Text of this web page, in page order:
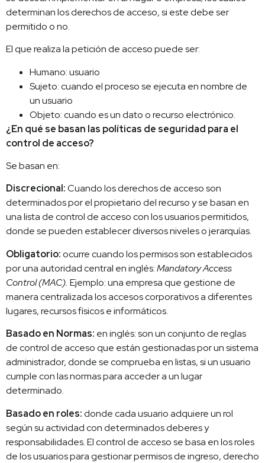
determinan los derechos de acceso, si este debe ser
permitido o no.
El que realiza la petición de acceso puede ser:
Humano: usuario
Sujeto: cuando el proceso se ejecuta en nombre de
un usuario
Objeto: cuando es un dato o recurso electrónico.
¿En qué se basan las políticas de seguridad para el
control de acceso?
Se basan en:
Discrecional:Cuando los derechos de acceso son
determinados por el propietario del recurso y se basan en
una lista de control de acceso con los usuarios permitidos,
donde se pueden establecer diversos niveles o jerarquías.
Obligatorio:ocurre cuando los permisos son establecidos
por una autoridad central en inglés:Mandatory Access
Control (MAC). Ejemplo: una empresa que gestione de
manera centralizada los accesos corporativos a diferentes
lugares, recursos físicos e informáticos.
Basado en Normas: en inglés: son un conjunto de reglas
de control de acceso que están gestionadas por un sistema
administrador, donde se comprueba en listas, si un usuario
cumple con las normas para acceder a un lugar
determinado.
Basado en roles:donde cada usuario adquiere un rol
según su actividad con determinados deberes y
responsabilidades. El control de acceso se basa en los roles
de los usuarios para gestionar permisos de ingreso, derecho